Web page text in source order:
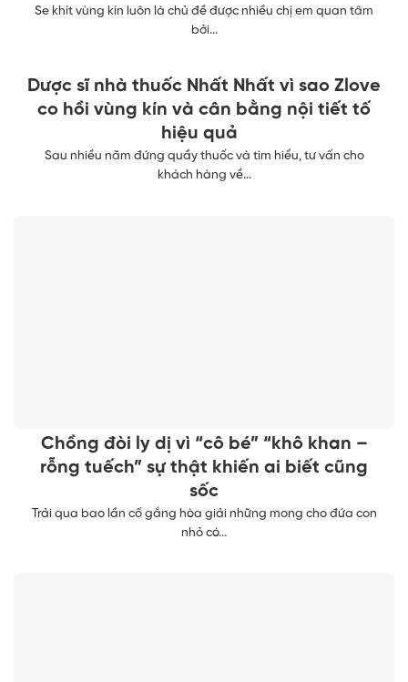
Se khít vùng kín luôn là chủ đề được nhiều chị em quan tâm
bởi...
Dược sĩ nhà thuốc Nhất Nhất vì sao Zlove
co hồi vùng kín và cân bằng nội tiết tố
hiệu quả
Sau nhiều năm đứng quầy thuốc và tìm hiểu, tư vấn cho
khách hàng về...
Chồng đòi ly dị vì “cô bé” “khô khan –
rỗng tuếch” sự thật khiến ai biết cũng
sốc
Trải qua bao lần cố gắng hòa giải những mong cho đứa con
nhỏ có...